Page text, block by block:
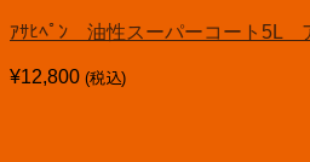
ｱｻﾋﾍﾟﾝ 油性スーパーコート5L
¥12,800 (税込)